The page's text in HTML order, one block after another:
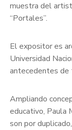
muestra del
“Portales”.
El expositor es
Universidad
antecedentes de
Ampliando
educativo, Paula
son por